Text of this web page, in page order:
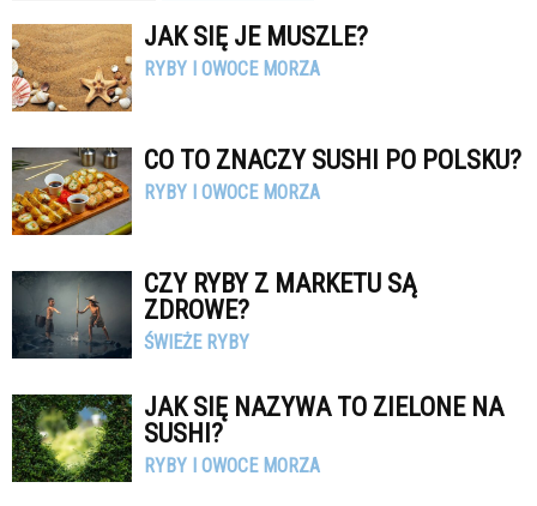
JAK SIĘ JE MUSZLE?
RYBY I OWOCE MORZA
CO TO ZNACZY SUSHI PO POLSKU?
RYBY I OWOCE MORZA
CZY RYBY Z MARKETU SĄ
ZDROWE?
ŚWIEŻE RYBY
JAK SIĘ NAZYWA TO ZIELONE NA
SUSHI?
RYBY I OWOCE MORZA